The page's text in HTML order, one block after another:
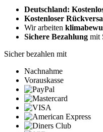
Deutschland:
Kostenloser
Wir arbeiten
Sichere Bezahlung mit
Sicher bezahlen mit
Nachnahme
Vorauskasse